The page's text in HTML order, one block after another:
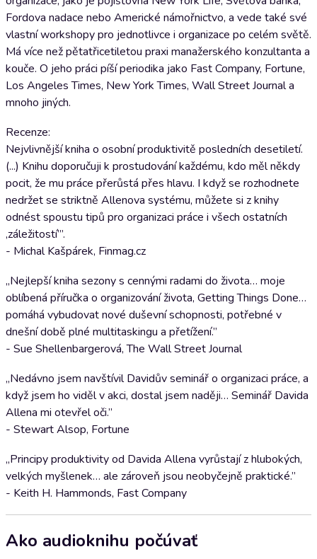
Fordova nadace nebo Americké námořnictvo, a vede také své
vlastní workshopy pro jednotlivce i organizace po celém světě.
Má více než pětatřicetiletou praxi manažerského konzultanta a
kouče. O jeho práci píší periodika jako Fast Company, Fortune,
Los Angeles Times, New York Times, Wall Street Journal a
mnoho jiných.
Recenze:
Nejvlivnější kniha o osobní produktivitě posledních desetiletí.
(...) Knihu doporučuji k prostudování každému, kdo měl někdy
pocit, že mu práce přerůstá přes hlavu. I když se rozhodnete
nedržet se striktně Allenova systému, můžete si z knihy
odnést spoustu tipů pro organizaci práce i všech ostatních
‚záležitostí’”.
- Michal Kašpárek, Finmag.cz
„Nejlepší kniha sezony s cennými radami do života… moje
oblíbená příručka o organizování života, Getting Things Done…
pomáhá vybudovat nové duševní schopnosti, potřebné v
dnešní době plné multitaskingu a přetížení.”
- Sue Shellenbargerová, The Wall Street Journal
„Nedávno jsem navštívil Davidův seminář o organizaci práce, a
když jsem ho viděl v akci, dostal jsem naději… Seminář Davida
Allena mi otevřel oči.”
- Stewart Alsop, Fortune
„Principy produktivity od Davida Allena vyrůstají z hlubokých,
velkých myšlenek… ale zároveň jsou neobyčejně praktické.”
- Keith H. Hammonds, Fast Company
Ako audioknihu počúvať